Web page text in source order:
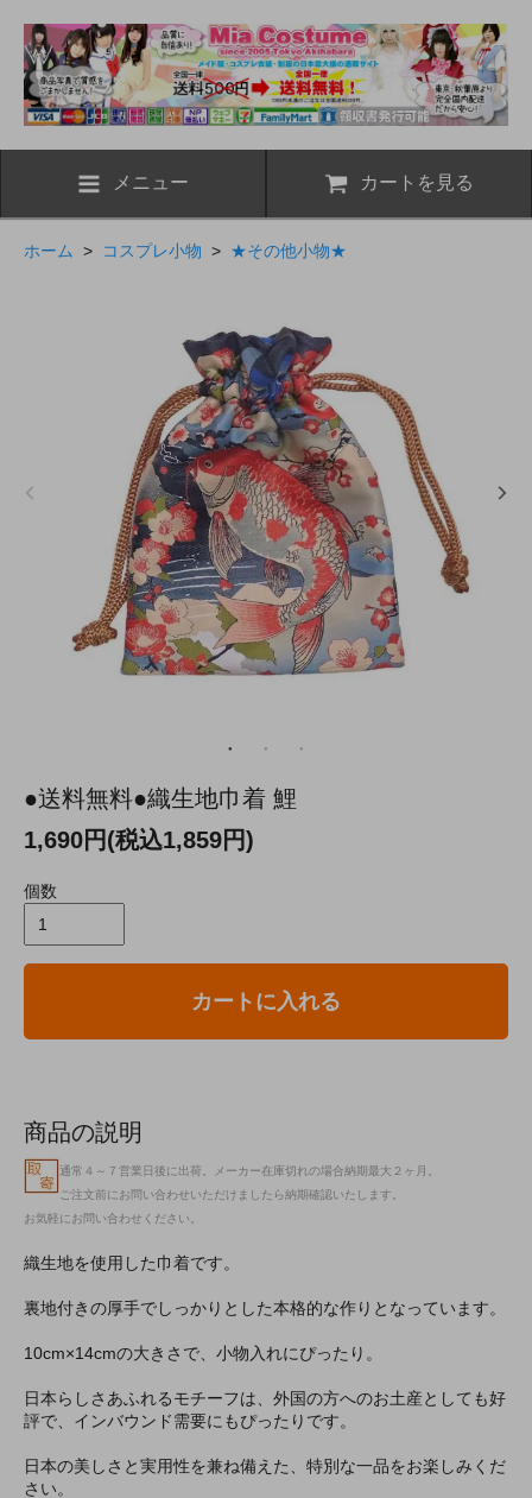
メニュー カートを見る
ホーム > コスプレ小物 > ★その他小物★
●送料無料●織生地巾着 鯉
1,690円(税込1,859円)
個数
カートに入れる
商品の説明
通常４～７営業日後に出荷。メーカー在庫切れの場合納期最大２ヶ月。
ご注文前にお問い合わせいただけましたら納期確認いたします。
お気軽にお問い合わせください。
織生地を使用した巾着です。
裏地付きの厚手でしっかりとした本格的な作りとなっています。
10cm×14cmの大きさで、小物入れにぴったり。
日本らしさあふれるモチーフは、外国の方へのお土産としても好
評で、インバウンド需要にもぴったりです。
日本の美しさと実用性を兼ね備えた、特別な一品をお楽しみくだ
さい。